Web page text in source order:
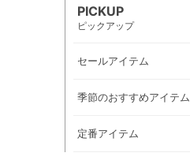
PICKUP
ピックアップ
セールアイテム
季節のおすすめアイテム
定番アイテム